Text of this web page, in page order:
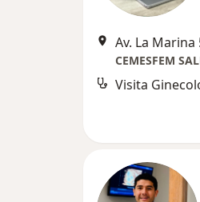
Av. La
CEMESFEM
Visita